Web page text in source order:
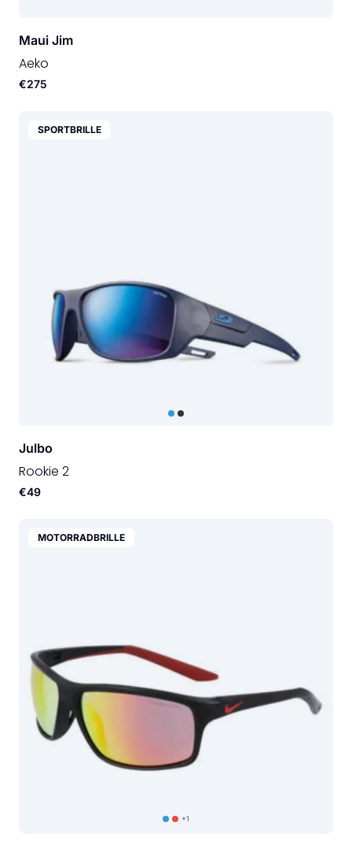
Maui Jim
Aeko
€275
SPORTBRILLE
Julbo
Rookie 2
€49
MOTORRADBRILLE
+1